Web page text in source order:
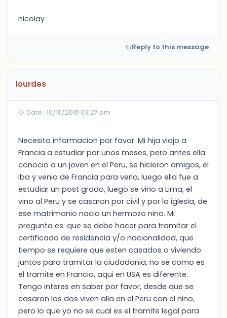
nicolay
Reply to this message
lourdes
Date : 10/10/2010 03:27 pm
Necesito informacion por favor. Mi hija viajo a
Francia a estudiar por unos meses, pero antes ella
conocio a un joven en el Peru, se hicieron amigos, el
iba y venia de Francia para verla, luego ella fue a
estudiar un post grado, luego se vino a Lima, el
vino al Peru y se casaron por civil y por la iglesia, de
ese matrimonio nacio un hermozo nino. Mi
pregunta es: que se debe hacer para tramitar el
certificado de residencia y/o nacionalidad, que
tiempo se requiere que esten casados o viviendo
juntos para tramitar la ciudadania, no se como es
el tramite en Francia, aqui en USA es diferente.
Tengo interes en saber por favor, desde que se
casaron los dos viven alla en el Peru con el nino,
pero lo que yo no se cual es el tramite legal para